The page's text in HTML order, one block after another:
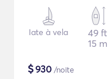
Iate à vela
49 ft
15 m
$930 /noite